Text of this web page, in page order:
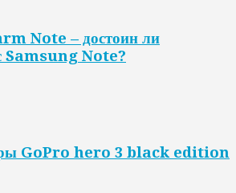
Note – достоин ли
Samsung Note?
GoPro hero 3 black edition